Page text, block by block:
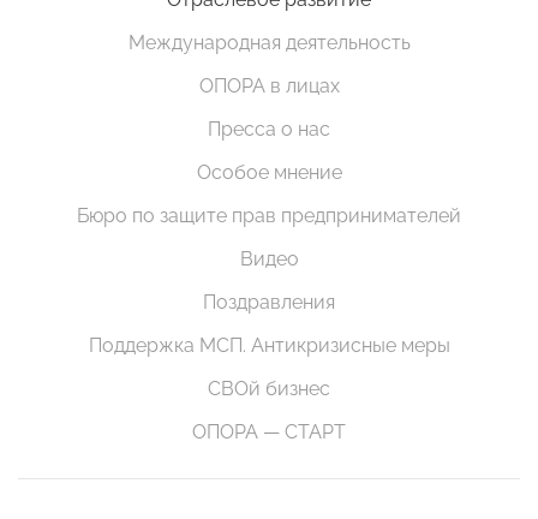
Международная деятельность
ОПОРА в лицах
Пресса о нас
Особое мнение
Бюро по защите прав предпринимателей
Видео
Поздравления
Поддержка МСП. Антикризисные меры
СВОй бизнес
ОПОРА — СТАРТ